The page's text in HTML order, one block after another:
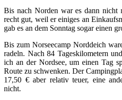
Bis nach Norden war es dann
recht gut, weil er einiges an
gab es an dem Sonntag sogar einen
Bis zum Norseecamp Norddeich
radeln. Nach 84 Tageskilometern
ich an der Nordsee, um einen Tag
Route zu schwenken. Der
17,50 € aber relativ teuer, eine
nicht.